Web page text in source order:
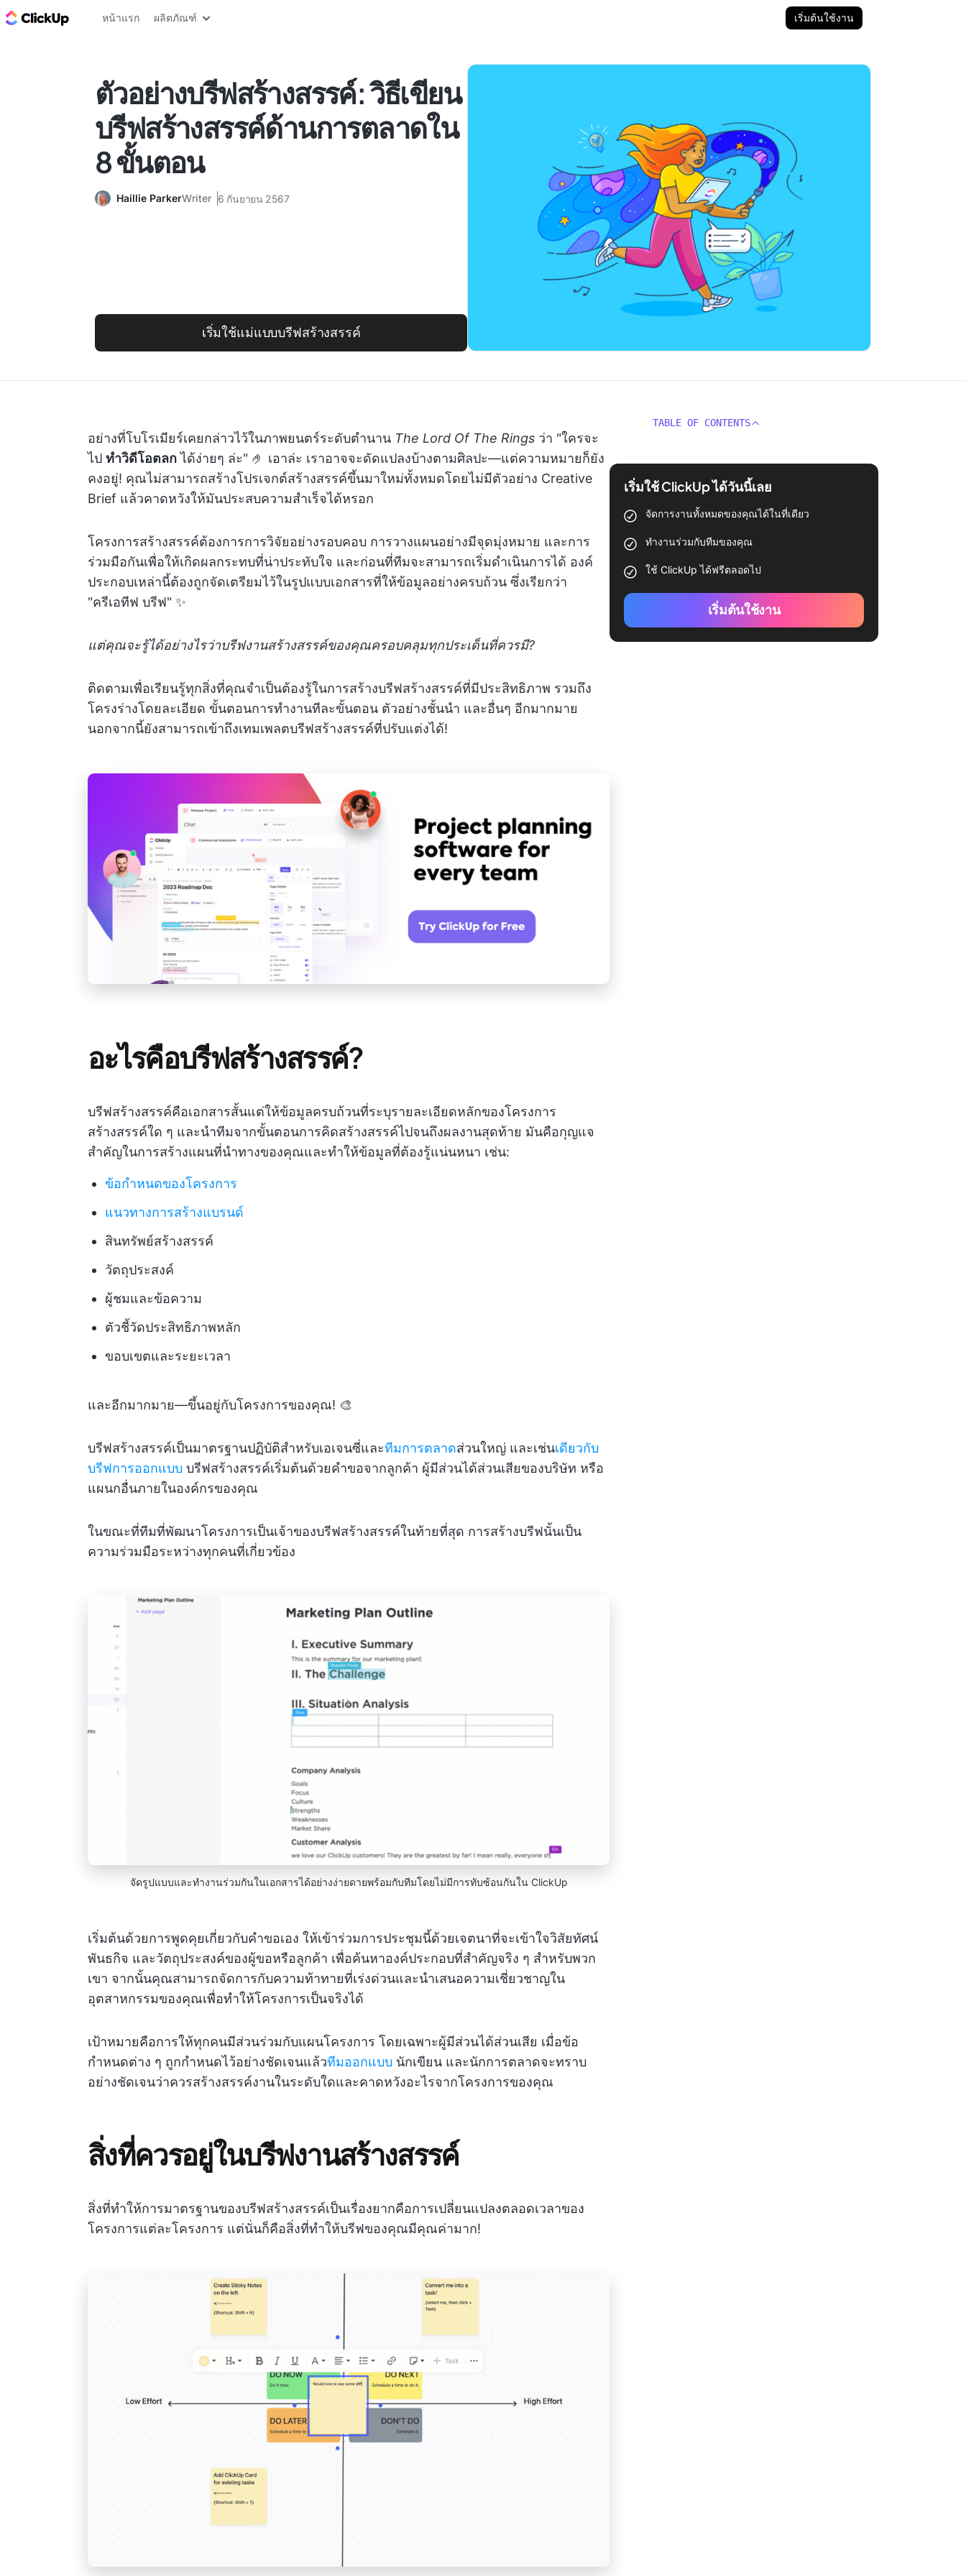
บล็อก ClickUp
หน้าแรก ผลิตภัณฑ์ เริ่มต้นใช้งาน
ตัวอย่างบรีฟสร้างสรรค์: วิธีเขียน
บรีฟสร้างสรรค์ด้านการตลาดใน
8 ขั้นตอน
Haillie ParkerWriter 6 กันยายน 2567
เริ่มใช้แม่แบบบรีฟสร้างสรรค์
อย่างที่โบโรเมียร์เคยกล่าวไว้ในภาพยนตร์ระดับตำนาน The Lord Of The Rings ว่า "ใครจะ
ไป ทำวิดีโอตลกได้ง่ายๆ ล่ะ" 🤌 เอาล่ะ เราอาจจะดัดแปลงบ้างตามศิลปะ—แต่ความหมายก็ยัง
คงอยู่! คุณไม่สามารถสร้างโปรเจกต์สร้างสรรค์ขึ้นมาใหม่ทั้งหมดโดยไม่มีตัวอย่าง Creative
Brief แล้วคาดหวังให้มันประสบความสำเร็จได้หรอก
โครงการสร้างสรรค์ต้องการการวิจัยอย่างรอบคอบ การวางแผนอย่างมีจุดมุ่งหมาย และการ
ร่วมมือกันเพื่อให้เกิดผลกระทบที่น่าประทับใจ และก่อนที่ทีมจะสามารถเริ่มดำเนินการได้ องค์
ประกอบเหล่านี้ต้องถูกจัดเตรียมไว้ในรูปแบบเอกสารที่ให้ข้อมูลอย่างครบถ้วน ซึ่งเรียกว่า
"ครีเอทีฟ บรีฟ" ✨
แต่คุณจะรู้ได้อย่างไรว่าบรีฟงานสร้างสรรค์ของคุณครอบคลุมทุกประเด็นที่ควรมี?
ติดตามเพื่อเรียนรู้ทุกสิ่งที่คุณจำเป็นต้องรู้ในการสร้างบรีฟสร้างสรรค์ที่มีประสิทธิภาพ รวมถึง
โครงร่างโดยละเอียด ขั้นตอนการทำงานทีละขั้นตอน ตัวอย่างชั้นนำ และอื่นๆ อีกมากมาย
นอกจากนี้ยังสามารถเข้าถึงเทมเพลตบรีฟสร้างสรรค์ที่ปรับแต่งได้!
อะไรคือบรีฟสร้างสรรค์?
บรีฟสร้างสรรค์คือเอกสารสั้นแต่ให้ข้อมูลครบถ้วนที่ระบุรายละเอียดหลักของโครงการ
สร้างสรรค์ใด ๆ และนำทีมจากขั้นตอนการคิดสร้างสรรค์ไปจนถึงผลงานสุดท้าย มันคือกุญแจ
สำคัญในการสร้างแผนที่นำทางของคุณและทำให้ข้อมูลที่ต้องรู้แน่นหนา เช่น:
ข้อกำหนดของโครงการ
แนวทางการสร้างแบรนด์
สินทรัพย์สร้างสรรค์
วัตถุประสงค์
ผู้ชมและข้อความ
ตัวชี้วัดประสิทธิภาพหลัก
ขอบเขตและระยะเวลา
และอีกมากมาย—ขึ้นอยู่กับโครงการของคุณ! 🎨
บรีฟสร้างสรรค์เป็นมาตรฐานปฏิบัติสำหรับเอเจนซี่และทีมการตลาดส่วนใหญ่ และเช่นเดียวกับ
บรีฟการออกแบบ บรีฟสร้างสรรค์เริ่มต้นด้วยคำขอจากลูกค้า ผู้มีส่วนได้ส่วนเสียของบริษัท หรือ
แผนกอื่นภายในองค์กรของคุณ
ในขณะที่ทีมที่พัฒนาโครงการเป็นเจ้าของบรีฟสร้างสรรค์ในท้ายที่สุด การสร้างบรีฟนั้นเป็น
ความร่วมมือระหว่างทุกคนที่เกี่ยวข้อง
จัดรูปแบบและทำงานร่วมกันในเอกสารได้อย่างง่ายดายพร้อมกับทีมโดยไม่มีการทับซ้อนกันใน ClickUp
เริ่มต้นด้วยการพูดคุยเกี่ยวกับคำขอเอง ให้เข้าร่วมการประชุมนี้ด้วยเจตนาที่จะเข้าใจวิสัยทัศน์
พันธกิจ และวัตถุประสงค์ของผู้ขอหรือลูกค้า เพื่อค้นหาองค์ประกอบที่สำคัญจริง ๆ สำหรับพวก
เขา จากนั้นคุณสามารถจัดการกับความท้าทายที่เร่งด่วนและนำเสนอความเชี่ยวชาญใน
อุตสาหกรรมของคุณเพื่อทำให้โครงการเป็นจริงได้
เป้าหมายคือการให้ทุกคนมีส่วนร่วมกับแผนโครงการ โดยเฉพาะผู้มีส่วนได้ส่วนเสีย เมื่อข้อ
กำหนดต่าง ๆ ถูกกำหนดไว้อย่างชัดเจนแล้วทีมออกแบบ นักเขียน และนักการตลาดจะทราบ
อย่างชัดเจนว่าควรสร้างสรรค์งานในระดับใดและคาดหวังอะไรจากโครงการของคุณ
สิ่งที่ควรอยู่ในบรีฟงานสร้างสรรค์
สิ่งที่ทำให้การมาตรฐานของบรีฟสร้างสรรค์เป็นเรื่องยากคือการเปลี่ยนแปลงตลอดเวลาของ
โครงการแต่ละโครงการ แต่นั่นก็คือสิ่งที่ทำให้บรีฟของคุณมีคุณค่ามาก!
TABLE OF CONTENTS
เริ่มใช้ ClickUp ได้วันนี้เลย
จัดการงานทั้งหมดของคุณได้ในที่เดียว
ทำงานร่วมกับทีมของคุณ
ใช้ ClickUp ได้ฟรีตลอดไป
เริ่มต้นใช้งาน